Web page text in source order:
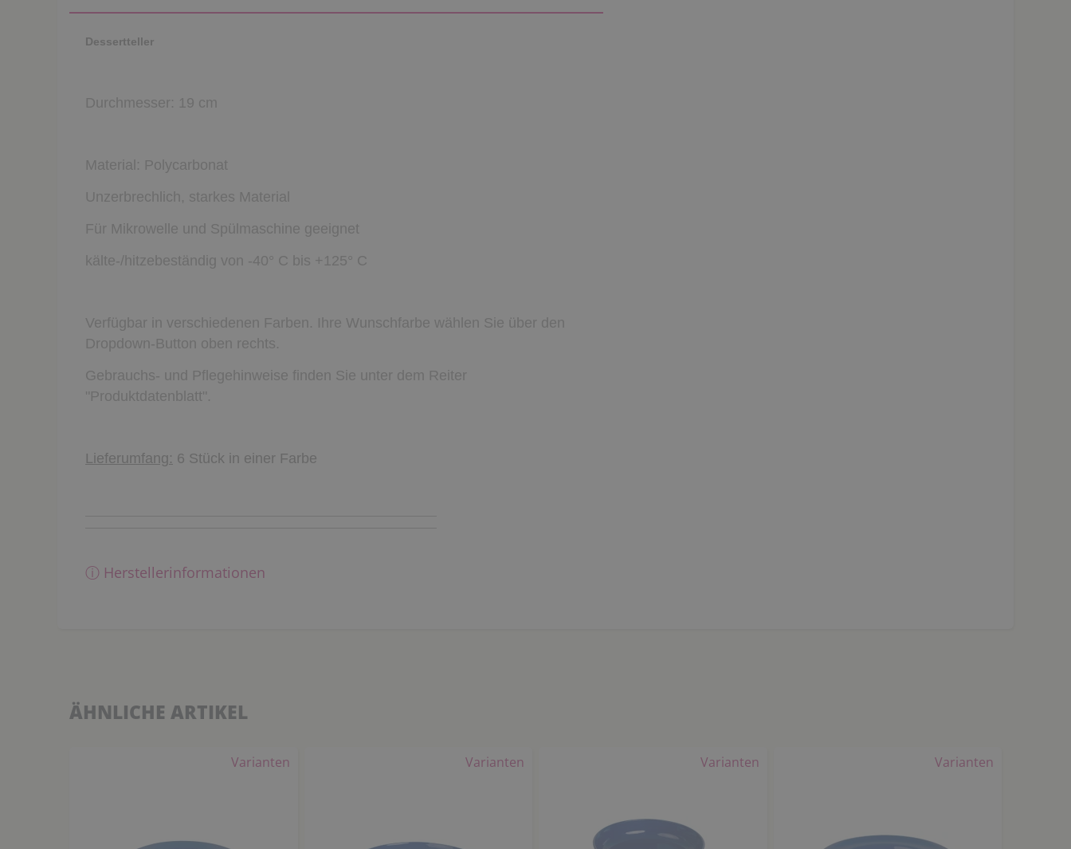
Dessertteller
Durchmesser: 19 cm
Material: Polycarbonat
Unzerbrechlich, starkes Material
Für Mikrowelle und Spülmaschine geeignet
kälte-/hitzebeständig von -40° C bis +125° C
Verfügbar in verschiedenen Farben. Ihre Wunschfarbe wählen Sie über den
Dropdown-Button oben rechts.
Gebrauchs- und Pflegehinweise finden Sie unter dem Reiter
"Produktdatenblatt".
Lieferumfang: 6 Stück in einer Farbe
ⓘ Herstellerinformationen
ÄHNLICHE ARTIKEL
Varianten Varianten Varianten Varianten